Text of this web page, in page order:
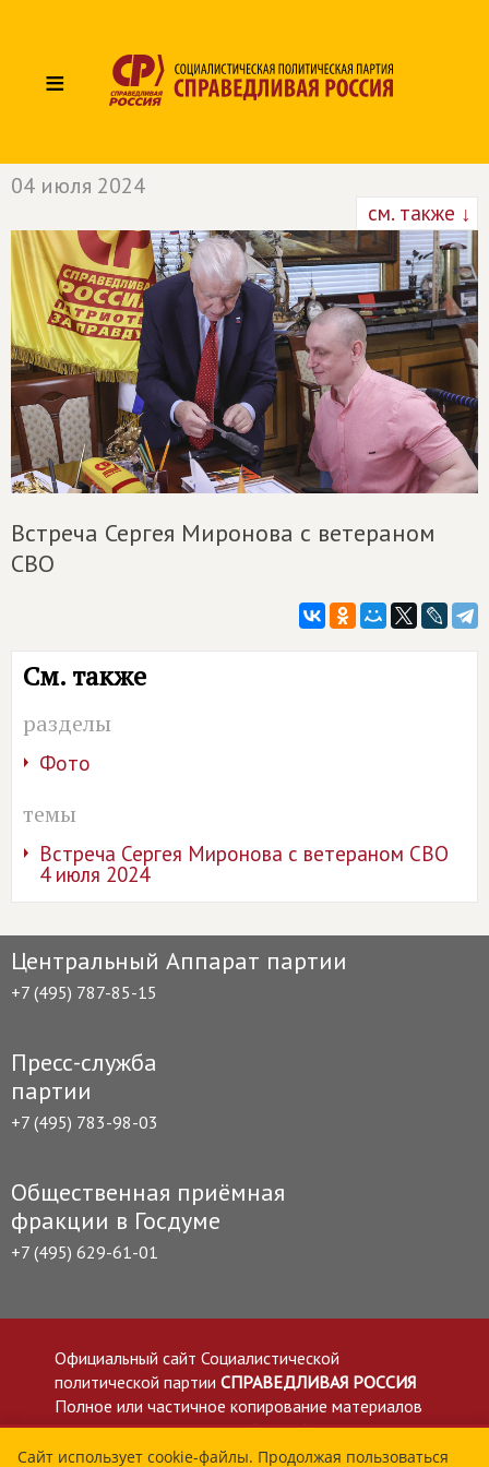
≡
04 июля 2024
см. также ↓
Встреча Сергея Миронова с ветераном
СВО
См. также
разделы
Фото
темы
Встреча Сергея Миронова с ветераном СВО
4 июля 2024
Центральный Аппарат партии
+7 (495) 787-85-15
Пресс-служба
партии
+7 (495) 783-98-03
Общественная приёмная
фракции в Госдуме
+7 (495) 629-61-01
Официальный сайт Социалистической
политической партии СПРАВЕДЛИВАЯ РОССИЯ
Полное или частичное копирование материалов
приветствуется со ссылкой на сайт spravedlivo.ru
Политика в отношении обработки персональных
Сайт использует cookie-файлы. Продолжая пользоваться